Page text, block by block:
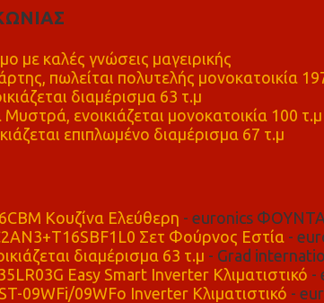
με καλές γνώσεις μαγειρικής
πωλείται πολυτελής μονοκατοικία
διαμέρισμα 63 τ.μ
Μυστρά, ενοικιάζεται μονοκατοικία 100 τ.μ
επιπλωμένο διαμέρισμα 67 τ.μ
Κουζίνα Ελεύθερη - euronics
Σετ Φούρνος Εστία -
διαμέρισμα 63 τ.μ - Grad
Easy Smart Inverter Κλιματιστικό -
09WFi/09WFo Inverter Κλιματιστικό -